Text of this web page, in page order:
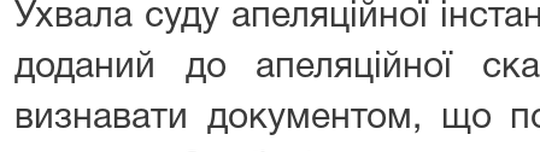
Ухвала суду апеляційної
доданий до апеляційної
визнавати документом, що